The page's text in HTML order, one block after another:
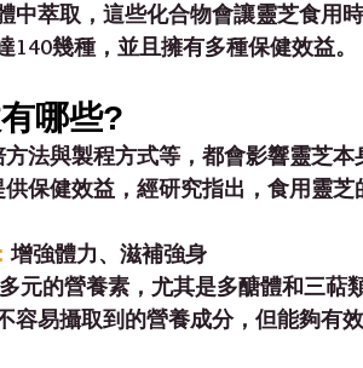
體中萃取，這些化合物會讓靈芝食用
達140幾種，並且擁有多種保健效益。
哪些?
法與製程方式等，都會影響靈芝
保健效益，經研究指出，食用靈芝
增強體力、滋補強身
多元的營養素，尤其是多醣體和三
不容易攝取到的營養成分，但能夠有